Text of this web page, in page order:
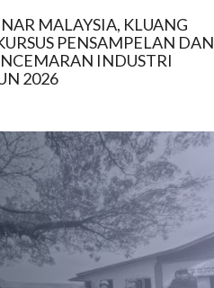
MALAYSIA, KLUANG
PENSAMPELAN DAN
INDUSTRI
2026